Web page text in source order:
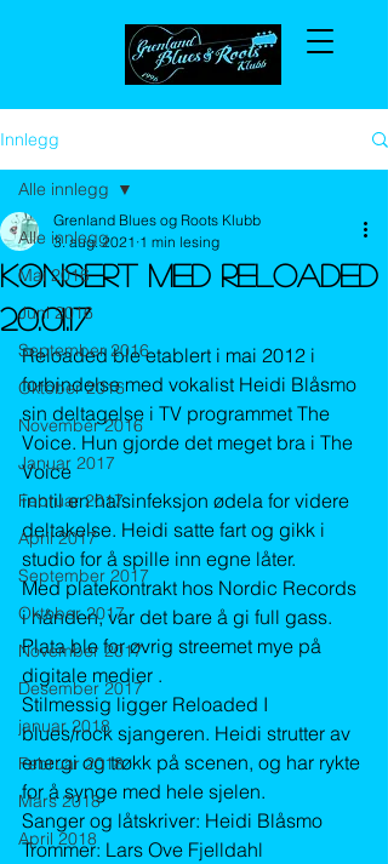
Innlegg
Alle innlegg
Mai 2016
Juni 2016
September 2016
Oktober 2016
November 2016
Januar 2017
Februar 2017
April 2017
September 2017
Oktober 2017
November 2017
Desember 2017
januar 2018
Februar 2018
Mars 2018
April 2018
Alle innlegg
Konsert med Reloaded
20.01.17
Grenland Blues og Roots Klubb
3. aug. 2021 1 min lesing
Reloaded ble etablert i mai 2012 i
forbindelse med vokalist Heidi Blåsmo
sin deltagelse i TV programmet The
Voice. Hun gjorde det meget bra i The
Voice
inntil en halsinfeksjon ødela for videre
deltakelse. Heidi satte fart og gikk i
studio for å spille inn egne låter.
Med platekontrakt hos Nordic Records
i hånden, var det bare å gi full gass.
Plata ble for øvrig streemet mye på
digitale medier .
Stilmessig ligger Reloaded I
blues/rock sjangeren. Heidi strutter av
energi og trøkk på scenen, og har rykte
for å synge med hele sjelen.
Sanger og låtskriver: Heidi Blåsmo
Trommer: Lars Ove Fjelldahl